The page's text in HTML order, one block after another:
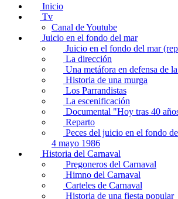
Inicio
Tv
Canal de Youtube
Juicio en el fondo del mar
Juicio en el fondo del mar
La dirección
Una metáfora en defensa de
Historia de una murga
Los Parrandistas
La escenificación
Documental "Hoy tras 40
Reparto
Peces del juicio en el fondo
4 mayo 1986
Historia del Carnaval
Pregoneros del Carnaval
Himno del Carnaval
Carteles de Carnaval
Historia de una fiesta popular